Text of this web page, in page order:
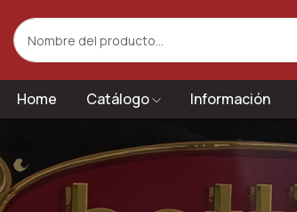
Home Catálogo Información